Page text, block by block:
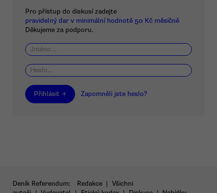
Pro přístup do diskusí zadejte
pravidelný dar v minimální hodnotě 50 Kč měsíčně
Děkujeme za podporu.
Přihlásit → Zapomněli jste heslo?
Deník Referendum: Redakce | Všichni